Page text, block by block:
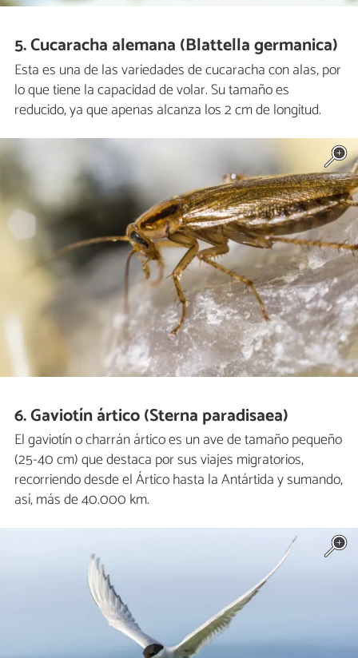
5. Cucaracha alemana (Blattella germanica)
Esta es una de las variedades de cucaracha con alas, por
lo que tiene la capacidad de volar. Su tamaño es
reducido, ya que apenas alcanza los 2 cm de longitud.
6. Gaviotín ártico (Sterna paradisaea)
El gaviotín o charrán ártico es un ave de tamaño pequeño
(25-40 cm) que destaca por sus viajes migratorios,
recorriendo desde el Ártico hasta la Antártida y sumando,
así, más de 40.000 km.